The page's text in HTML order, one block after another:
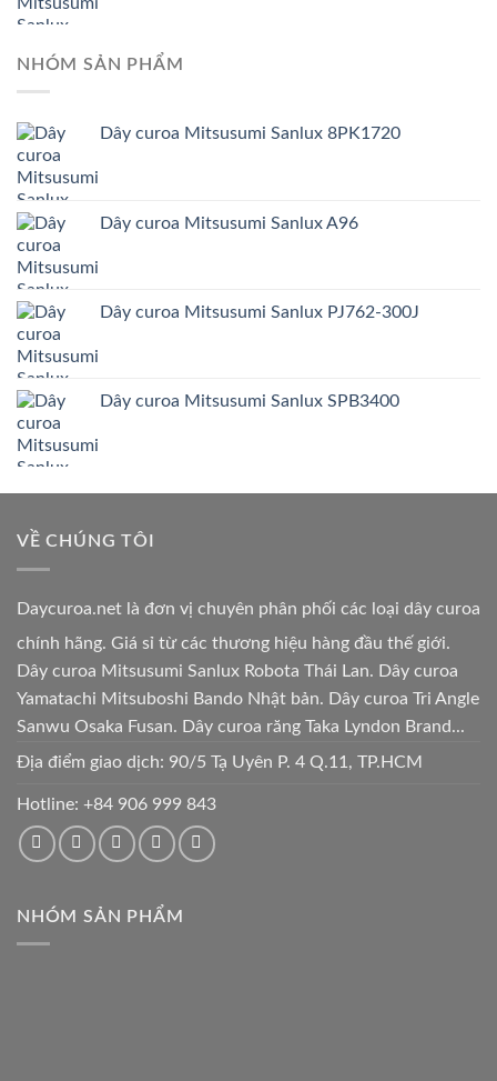
NHÓM SẢN PHẨM
Dây curoa Mitsusumi Sanlux 8PK1720
Dây curoa Mitsusumi Sanlux A96
Dây curoa Mitsusumi Sanlux PJ762-300J
Dây curoa Mitsusumi Sanlux SPB3400
VỀ CHÚNG TÔI
Daycuroa.net là đơn vị chuyên phân phối các loại dây curoa
chính hãng. Giá sỉ từ các thương hiệu hàng đầu thế giới.
Dây curoa Mitsusumi Sanlux Robota Thái Lan. Dây curoa
Yamatachi Mitsuboshi Bando Nhật bản. Dây curoa Tri Angle
Sanwu Osaka Fusan. Dây curoa răng Taka Lyndon Brand...
Địa điểm giao dịch: 90/5 Tạ Uyên P. 4 Q.11, TP.HCM
Hotline: +84 906 999 843
NHÓM SẢN PHẨM